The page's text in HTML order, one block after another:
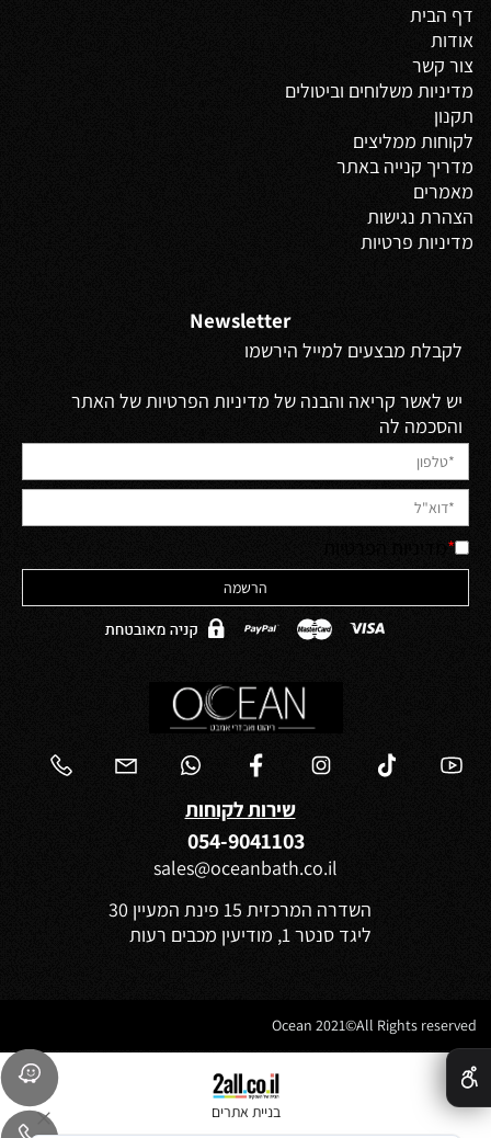
דף הבית
אודות
צור קשר
מדיניות משלוחים וביטולים
תקנון
לקוחות ממליצים
מדריך קנייה באתר
מאמרים
הצהרת נגישות
מדיניות פרטיות
Newsletter
לקבלת מבצעים למייל הירשמו
יש לאשר קריאה והבנה של מדיניות הפרטיות של האתר
והסכמה לה
*
שירות לקוחות
054-9041103
sales@oceanbath.co.il
השדרה המרכזית 15 פינת המעיין 30
ליגד סנטר 1, מודיעין מכבים רעות
בניית אתרים